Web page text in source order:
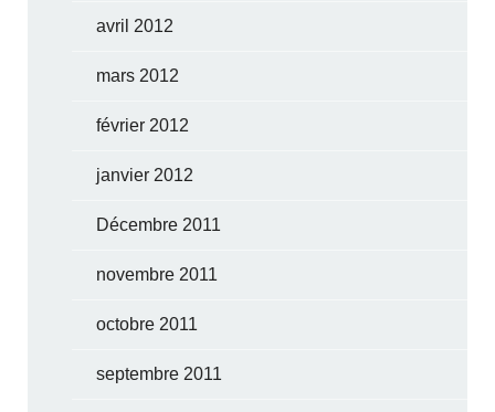
avril 2012
mars 2012
février 2012
janvier 2012
Décembre 2011
novembre 2011
octobre 2011
septembre 2011